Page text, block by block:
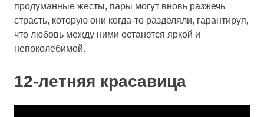
продуманные жесты, пары могут вновь разжечь
страсть, которую они когда-то разделяли, гарантируя,
что любовь между ними останется яркой и
непоколебимой.
12-летняя красавица